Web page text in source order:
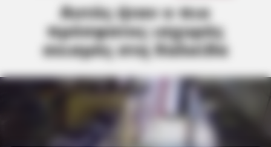
Αυτός ήταν ο πιο
πρόσφατος ισχυρός
σεισμός στη Χαλκίδα